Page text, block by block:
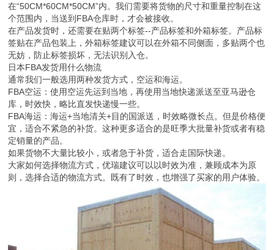
在“50CM*60CM*50CM”内。我们需要将货物的尺寸和重量控制在这
个范围内，当送到FBA仓库时，才会被接收。
在产品发货时，还需要在贴两个标签--产品标签和外箱标签。产品标
签贴在产品包装上，外箱标签建议可以在外箱不同侧面，多贴两个也
无妨，防止标签损坏，无法识别入仓。
日本FBA发货用什么物流
通常我们一般选用两种发货方式，空运和海运。
FBA空运：使用空运先运到当地，再使用当地快递派送至亚马逊仓
库，时效快，略比直发快递慢一些。
FBA海运：海运+当地清关+目的国派送，时效略微长点。但是价格便
宜，适合不紧急的补货。这种更多适合的是旺季大批量补货或者有稳
定销量的产品。
如果货物不大量比较小，或者急于补货，适合走国际快递。
大家如何选择物流方式，优瑞建议可以以时效为准，兼顾成本为原
则，选择合适的物流方式。既有了时效，也增强了买家的用户体验。